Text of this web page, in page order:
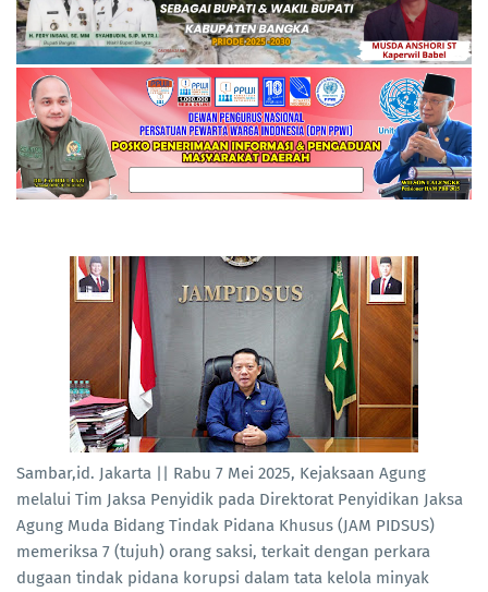
Sambar,id. Jakarta || Rabu 7 Mei 2025, Kejaksaan Agung
melalui Tim Jaksa Penyidik pada Direktorat Penyidikan Jaksa
Agung Muda Bidang Tindak Pidana Khusus (JAM PIDSUS)
memeriksa 7 (tujuh) orang saksi, terkait dengan perkara
dugaan tindak pidana korupsi dalam tata kelola minyak